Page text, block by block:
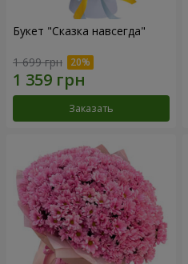
Букет "Сказка навсегда"
1 699 грн
Заказать